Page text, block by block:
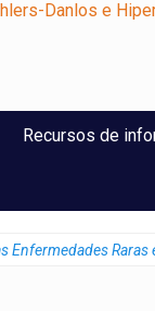
Recursos de
Enfermedades Raras